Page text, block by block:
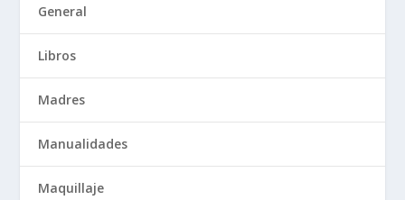
General
Libros
Madres
Manualidades
Maquillaje